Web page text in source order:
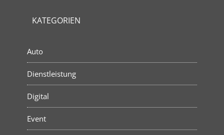
KATEGORIEN
Auto
Dienstleistung
Digital
Event